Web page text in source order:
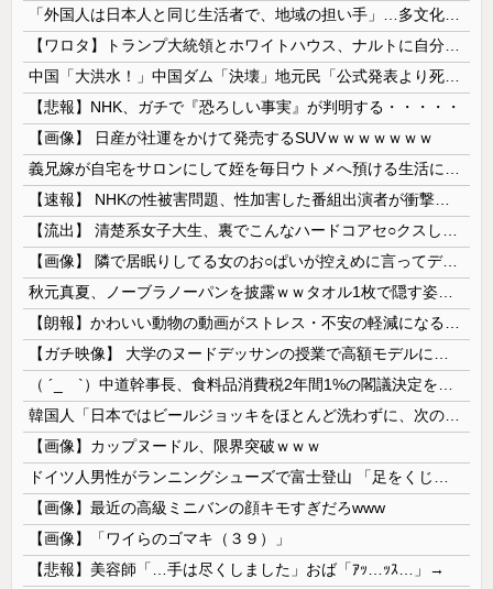
【悲報】NHK、ガチで『恐ろしい事実』が判明する・・・・・
【画像】 日産が社運をかけて発売するSUVｗｗｗｗｗｗｗ
【画像】 隣で居眠りしてる女のお○ぱいが控えめに言ってデカいｗｗｗ
【画像】カップヌードル、限界突破ｗｗｗ
【画像】最近の高級ミニバンの顔キモすぎだろwww
【画像】「ワイらのゴマキ（３９）」
【悲報】美容師「…手は尽くしました」おば「ｱｯ…ｯｽ…」→